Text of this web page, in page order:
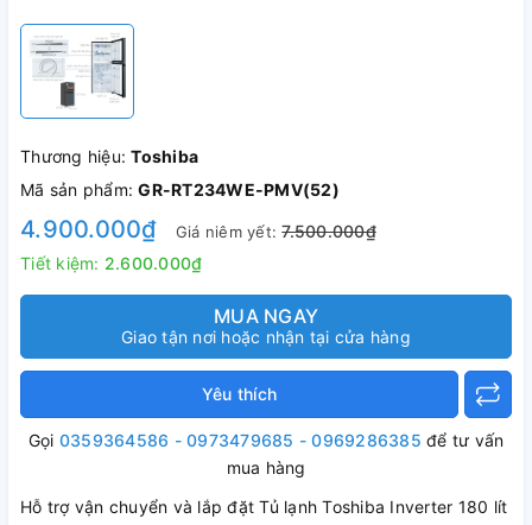
Thương hiệu:Toshiba
Mã sản phẩm:GR-RT234WE-PMV(52)
4.900.000₫ Giá niêm yết:7.500.000₫
Tiết kiệm: 2.600.000₫
MUA NGAY
Giao tận nơi hoặc nhận tại cửa hàng
Yêu thích
Gọi 0359364586 - 0973479685 - 0969286385 để tư vấn
mua hàng
Hỗ trợ vận chuyển và lắp đặt Tủ lạnh Toshiba Inverter 180 lít